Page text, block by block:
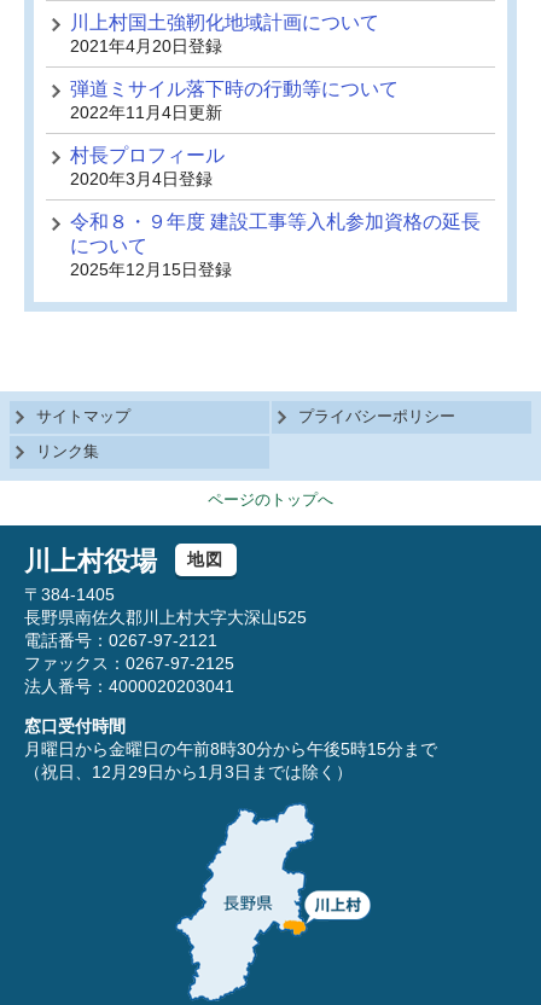
川上村国土強靭化地域計画について
2021年4月20日登録
弾道ミサイル落下時の行動等について
2022年11月4日更新
村長プロフィール
2020年3月4日登録
令和８・９年度 建設工事等入札参加資格の延長
について
2025年12月15日登録
サイトマップ
プライバシーポリシー
リンク集
ページのトップへ
川上村役場
地図
〒384-1405
長野県南佐久郡川上村大字大深山525
電話番号：0267-97-2121
ファックス：0267-97-2125
法人番号：4000020203041
窓口受付時間
月曜日から金曜日の午前8時30分から午後5時15分まで
（祝日、12月29日から1月3日までは除く）